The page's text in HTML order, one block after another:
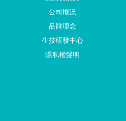
公司概況
品牌理念
生技研發中心
隱私權聲明